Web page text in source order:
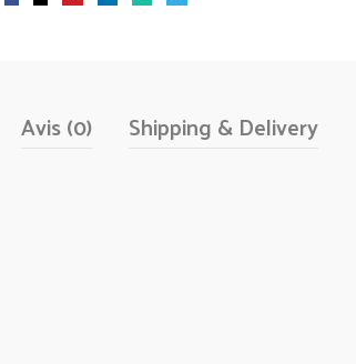
Avis (0) Shipping & Delivery